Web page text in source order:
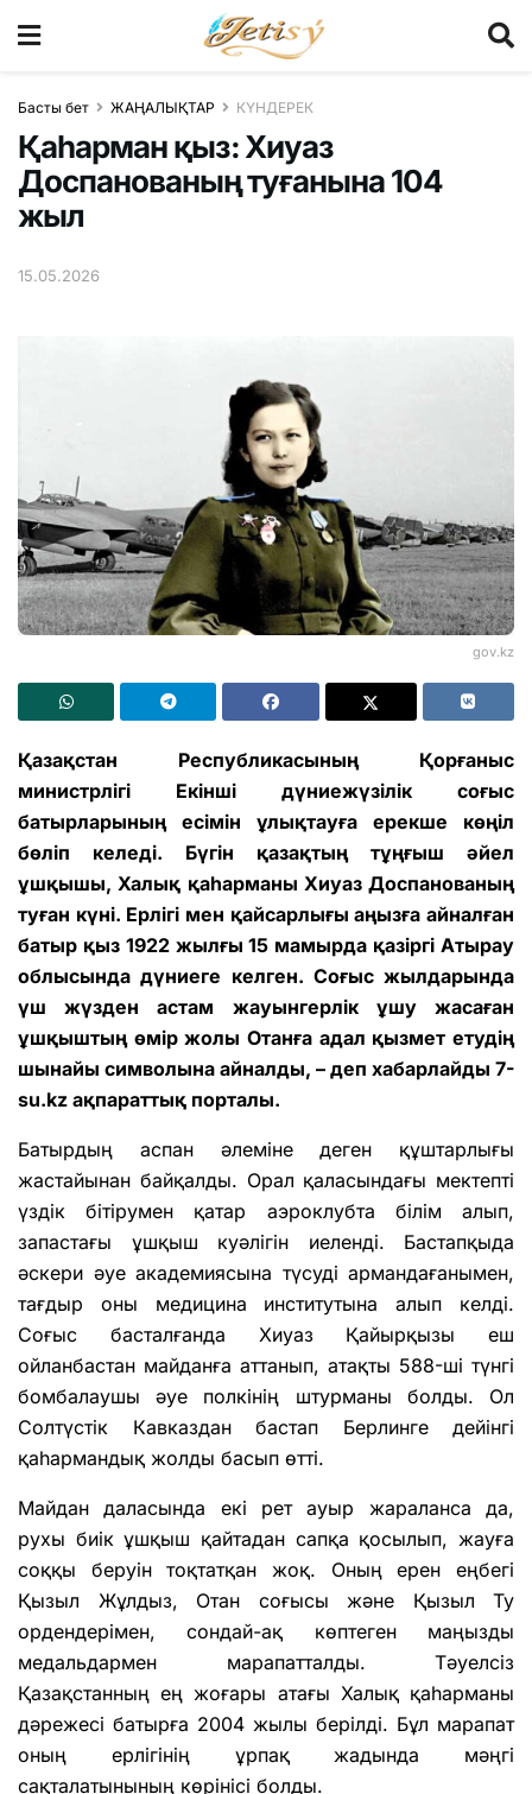
Басты бет ЖАҢАЛЫҚТАР КҮНДЕРЕК
Қаһарман қыз: Хиуаз
Доспанованың туғанына 104
жыл
15.05.2026
gov.kz
Қазақстан Республикасының Қорғаныс
министрлігі Екінші дүниежүзілік соғыс
батырларының есімін ұлықтауға ерекше көңіл
бөліп келеді. Бүгін қазақтың тұңғыш әйел
ұшқышы, Халық қаһарманы Хиуаз Доспанованың
туған күні. Ерлігі мен қайсарлығы аңызға айналған
батыр қыз 1922 жылғы 15 мамырда қазіргі Атырау
облысында дүниеге келген. Соғыс жылдарында
үш жүзден астам жауынгерлік ұшу жасаған
ұшқыштың өмір жолы Отанға адал қызмет етудің
шынайы символына айналды, – деп хабарлайды 7-
su.kz ақпараттық порталы.
Батырдың аспан әлеміне деген құштарлығы
жастайынан байқалды. Орал қаласындағы мектепті
үздік бітірумен қатар аэроклубта білім алып,
запастағы ұшқыш куәлігін иеленді. Бастапқыда
әскери әуе академиясына түсуді армандағанымен,
тағдыр оны медицина институтына алып келді.
Соғыс басталғанда Хиуаз Қайырқызы еш
ойланбастан майданға аттанып, атақты 588-ші түнгі
бомбалаушы әуе полкінің штурманы болды. Ол
Солтүстік Кавказдан бастап Берлинге дейінгі
қаһармандық жолды басып өтті.
Майдан даласында екі рет ауыр жараланса да,
рухы биік ұшқыш қайтадан сапқа қосылып, жауға
соққы беруін тоқтатқан жоқ. Оның ерен еңбегі
Қызыл Жұлдыз, Отан соғысы және Қызыл Ту
ордендерімен, сондай-ақ көптеген маңызды
медальдармен марапатталды. Тәуелсіз
Қазақстанның ең жоғары атағы Халық қаһарманы
дәрежесі батырға 2004 жылы берілді. Бұл марапат
оның ерлігінің ұрпақ жадында мәңгі
сақталатынының көрінісі болды.